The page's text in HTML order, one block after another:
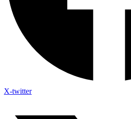
X-twitter